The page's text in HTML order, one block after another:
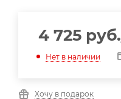
4 725 руб.
Нет в наличии
Хочу в подарок